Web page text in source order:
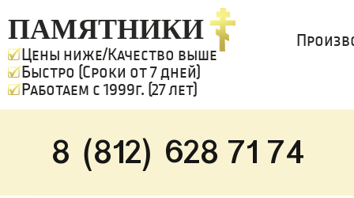
ПАМЯТНИКИ
Цены ниже/Качество выше
Быстро (Сроки от 7 дней)
Работаем с 1999г. (27 лет)
8 (812) 628 71 74